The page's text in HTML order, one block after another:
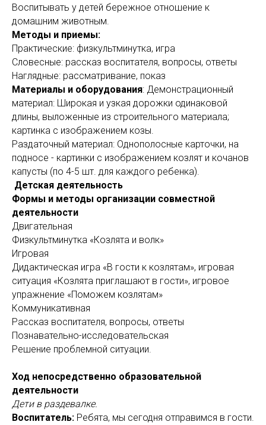
Воспитывать у детей бережное отношение к
домашним животным.
Методы и приемы:
Практические: физкультминутка, игра
Словесные: рассказ воспитателя, вопросы, ответы
Наглядные: рассматривание, показ
Материалы и оборудования: Демонстрационный
материал: Широкая и узкая дорожки одинаковой
длины, выложенные из строительного материала;
картинка с изображением козы.
Раздаточный материал: Однополосные карточки, на
подносе - картинки с изображением козлят и кочанов
капусты (по 4-5 шт. для каждого ребенка).
Детская деятельность
Формы и методы организации совместной
деятельности
Двигательная
Физкультминутка «Козлята и волк»
Игровая
Дидактическая игра «В гости к козлятам», игровая
ситуация «Козлята приглашают в гости», игровое
упражнение «Поможем козлятам»
Коммуникативная
Рассказ воспитателя, вопросы, ответы
Познавательно-исследовательская
Решение проблемной ситуации.
Ход непосредственно образовательной
деятельности
Дети в раздевалке.
Воспитатель: Ребята, мы сегодня отправимся в гости.